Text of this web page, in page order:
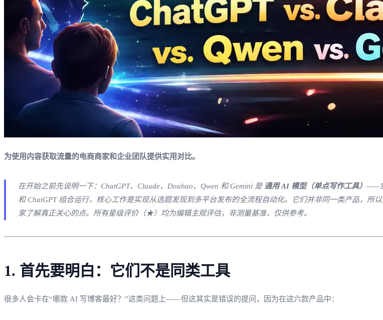
为使用内容获取流量的电商商家和企业团队提供实用对比。
在开始之前先说明一下：ChatGPT、Claude、Doubao、Qwen 和 Gemini 是 通用 AI 模型（单点写作工具） ——
和 ChatGPT 组合运行，核心工作是实现从选题发现到多平台发布的全流程自动化。它们并非同一类产品，所
家了解真正关心的点。所有星级评价（★）均为编辑主观评估，非测量基准，仅供参考。
1. 首先要明白：它们不是同类工具
很多人会卡在“哪款 AI 写博客最好？”这类问题上——但这其实是错误的提问，因为在这六款产品中：